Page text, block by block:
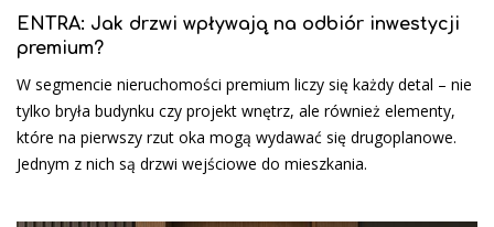
ENTRA: Jak drzwi wpływają na odbiór inwestycji
premium?
W segmencie nieruchomości premium liczy się każdy detal – nie
tylko bryła budynku czy projekt wnętrz, ale również elementy,
które na pierwszy rzut oka mogą wydawać się drugoplanowe.
Jednym z nich są drzwi wejściowe do mieszkania.